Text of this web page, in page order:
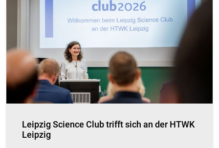
Leipzig Science Club trifft sich an der HTWK
Leipzig